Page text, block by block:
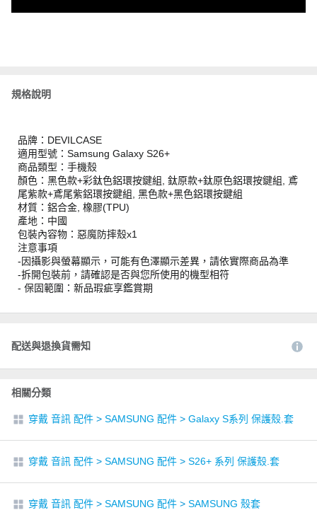
規格說明
品牌：DEVILCASE
適用型號：Samsung Galaxy S26+
商品類型：手機殼
顏色：黑色款+彩鈦色鋁環按鍵組, 鈦原款+鈦原色鋁環按鍵組, 鳶
尾紫款+鳶尾紫鋁環按鍵組, 黑色款+黑色鋁環按鍵組
材質：鋁合金, 橡膠(TPU)
產地：中國
包裝內容物：惡魔防摔殼x1
注意事項
-因攝影與螢幕顯示，可能有色澤顯示差異，請依實際商品為準
-拆開包裝前，請確認是否與您所使用的機型相符
- 保固範圍：新品瑕疵享鑑賞期
配送與退換貨需知
相關分類
穿戴 音訊 配件 > SAMSUNG 配件 > Galaxy S系列 保護殼.套
穿戴 音訊 配件 > SAMSUNG 配件 > S26+ 系列 保護殼.套
穿戴 音訊 配件 > SAMSUNG 配件 > SAMSUNG 殼套